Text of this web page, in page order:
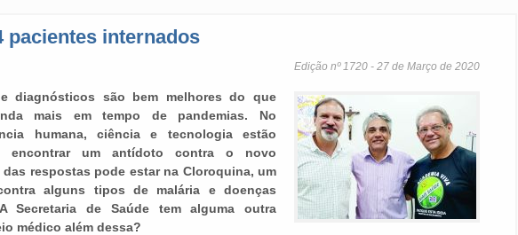
pacientes internados
Edição nº 1720 - 27 de Março de 2020
diagnósticos são bem melhores do que
mais em tempo de pandemias. No
humana, ciência e tecnologia estão
encontrar um antídoto contra o novo
respostas pode estar na Cloroquina, um
alguns tipos de malária e doenças
Secretaria de Saúde tem alguma outra
médico além dessa?